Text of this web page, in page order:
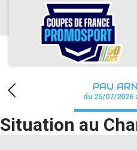
ACCUEIL
ACTUS
CALENDRIER
CHAMPIONNAT
RÉSULTATS
PAU
du 25/07/2026
Situation au